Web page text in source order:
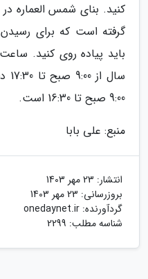
کنید. بنای شمس العماره
گرفته است که برای
باید پیاده روی کنید.
9:00 صبح تا 16:30 است.
منبع: علی بابا
انتشار: 23 مهر 1403
بروزرسانی: 23 مهر 1403
گردآورنده: onedaynet.ir
شناسه مطلب: 2299